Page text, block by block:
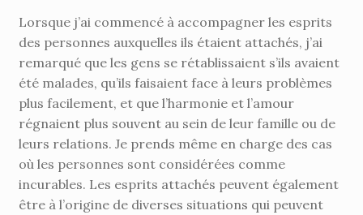
Lorsque j’ai commencé à accompagner les esprits
des personnes auxquelles ils étaient attachés, j’ai
remarqué que les gens se rétablissaient s’ils avaient
été malades, qu’ils faisaient face à leurs problèmes
plus facilement, et que l’harmonie et l’amour
régnaient plus souvent au sein de leur famille ou de
leurs relations. Je prends même en charge des cas
où les personnes sont considérées comme
incurables. Les esprits attachés peuvent également
être à l’origine de diverses situations qui peuvent